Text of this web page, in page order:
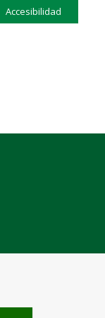
Accesibilidad